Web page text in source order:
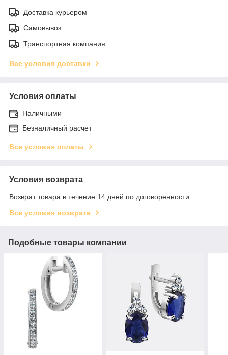
Доставка курьером
Самовывоз
Транспортная компания
Все условия доставки
Условия оплаты
Наличными
Безналичный расчет
Все условия оплаты
Условия возврата
Возврат товара в течение 14 дней по договоренности
Все условия возврата
Подобные товары компании